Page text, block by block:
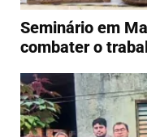
Seminário em
combater o